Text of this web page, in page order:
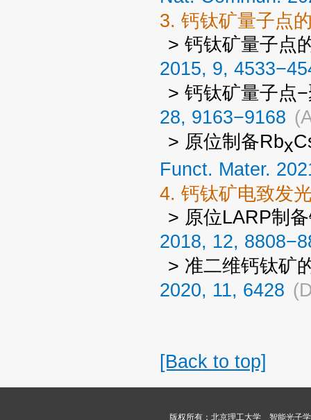
3. 钙钛矿量子点
> 钙钛矿量子点
2015, 9,
> 钙钛矿量子点
28, 9163−9168
> 原位制备Rbx
Funct. Mater.
4. 钙钛矿电致发
> 原位LARP制
2018, 12,
> 准二维钙钛矿
2020, 11, 6428
[Back to top]
版权所有：北京理工大学 智能光子学